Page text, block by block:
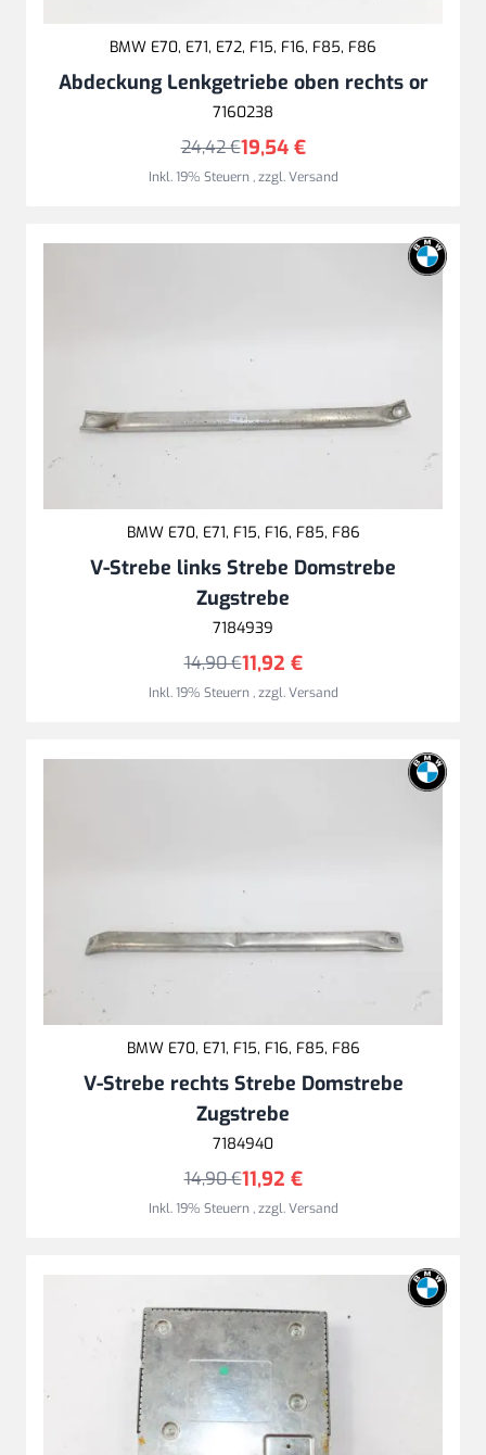
BMW E70, E71, E72, F15, F16, F85, F86
Abdeckung Lenkgetriebe oben rechts or
7160238
19,54 €
24,42 €
Inkl. 19% Steuern,zzgl.Versand
BMW E70, E71, F15, F16, F85, F86
V-Strebe links Strebe Domstrebe
Zugstrebe
7184939
11,92 €
14,90 €
Inkl. 19% Steuern,zzgl.Versand
BMW E70, E71, F15, F16, F85, F86
V-Strebe rechts Strebe Domstrebe
Zugstrebe
7184940
11,92 €
14,90 €
Inkl. 19% Steuern,zzgl.Versand